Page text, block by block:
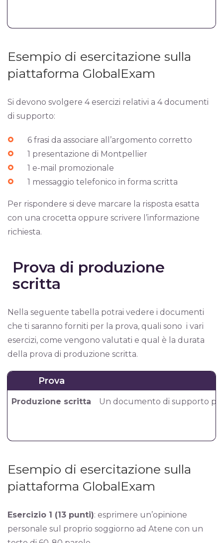
Esempio di esercitazione sulla
piattaforma GlobalExam
Si devono svolgere 4 esercizi relativi a 4 documenti
di supporto:
6 frasi da associare all’argomento corretto
1 presentazione di Montpellier
1 e-mail promozionale
1 messaggio telefonico in forma scritta
Per rispondere si deve marcare la risposta esatta
con una crocetta oppure scrivere l’informazione
richiesta.
Prova di produzione
scritta
Nella seguente tabella potrai vedere i documenti
che ti saranno forniti per la prova, quali sono i vari
esercizi, come vengono valutati e qual è la durata
della prova di produzione scritta.
Prova
Produzione scritta Un documento di supporto
Esempio di esercitazione sulla
piattaforma GlobalExam
Esercizio 1 (13 punti): esprimere un’opinione
personale sul proprio soggiorno ad Atene con un